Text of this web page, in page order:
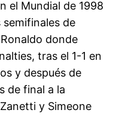
el Mundial de 1998
semifinales de
donde
tras el 1-1 en
y después de
de final a la
y Simeone